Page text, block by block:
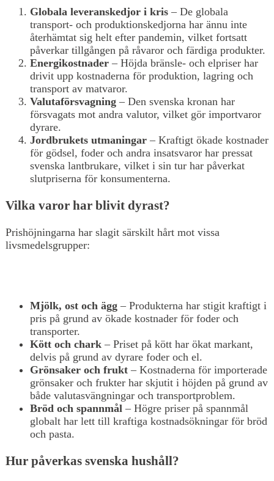
Globala leveranskedjor i kris – De globala
transport- och produktionskedjorna har ännu inte
återhämtat sig helt efter pandemin, vilket fortsatt
påverkar tillgången på råvaror och färdiga produkter.
Energikostnader – Höjda bränsle- och elpriser har
drivit upp kostnaderna för produktion, lagring och
transport av matvaror.
Valutaförsvagning – Den svenska kronan har
försvagats mot andra valutor, vilket gör importvaror
dyrare.
Jordbrukets utmaningar – Kraftigt ökade kostnader
för gödsel, foder och andra insatsvaror har pressat
svenska lantbrukare, vilket i sin tur har påverkat
slutpriserna för konsumenterna.
Vilka varor har blivit dyrast?
Prishöjningarna har slagit särskilt hårt mot vissa
livsmedelsgrupper:
Mjölk, ost och ägg – Produkterna har stigit kraftigt i
pris på grund av ökade kostnader för foder och
transporter.
Kött och chark – Priset på kött har ökat markant,
delvis på grund av dyrare foder och el.
Grönsaker och frukt – Kostnaderna för importerade
grönsaker och frukter har skjutit i höjden på grund av
både valutasvängningar och transportproblem.
Bröd och spannmål – Högre priser på spannmål
globalt har lett till kraftiga kostnadsökningar för bröd
och pasta.
Hur påverkas svenska hushåll?